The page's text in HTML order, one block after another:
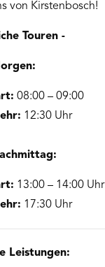
von Kirstenbosch!
Touren -
08:00 – 09:00
12:30 Uhr
13:00 – 14:00 Uhr
17:30 Uhr
Leistungen: